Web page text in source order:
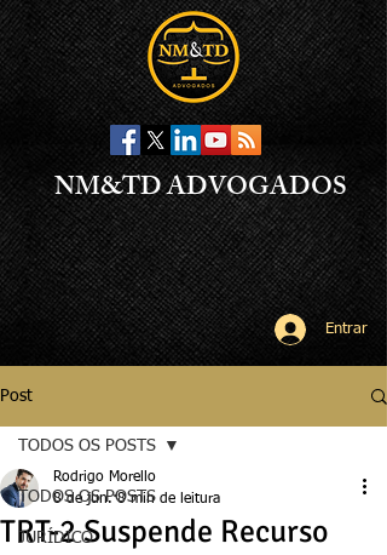
NM&TD ADVOGADOS
Entrar
Post
TODOS OS POSTS
JURÍDICO
TODOS OS POSTS
TRT-2 Suspende Recurso
Rodrigo Morello
8 de jun. 8 min de leitura